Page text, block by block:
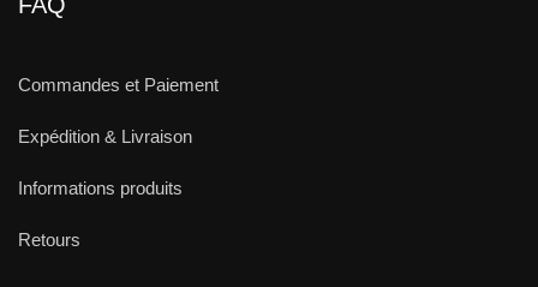
Commandes et Paiement
Expédition & Livraison
Informations produits
Retours